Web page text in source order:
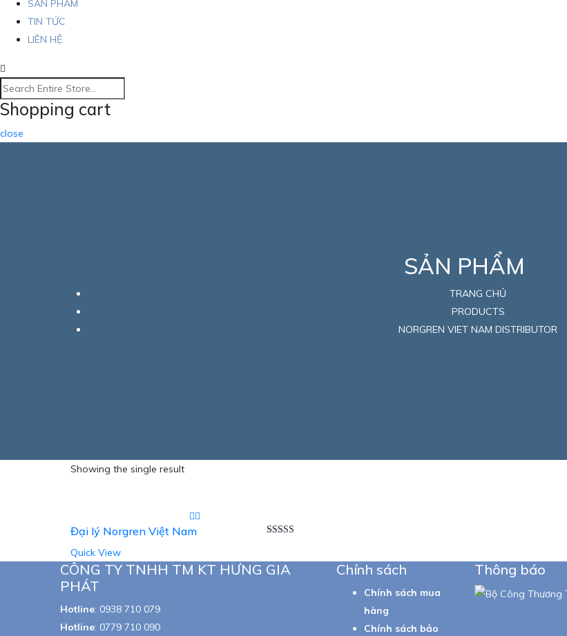
SẢN PHẨM
TIN TỨC
LIÊN HỆ
Shopping cart
close
SẢN PHẨM
TRANG CHỦ
PRODUCTS
NORGREN VIET NAM DISTRIBUTOR
Showing the single result
Đại lý Norgren Việt Nam
Quick View
CÔNG TY TNHH TM KT HƯNG GIA
PHÁT
Hotline: 0938 710 079
Hotline: 0779 710 090
Chính sách
Chính sách mua
hàng
Chính sách bảo
Thông báo